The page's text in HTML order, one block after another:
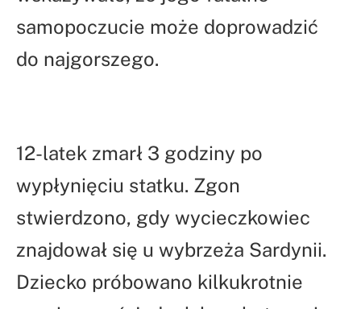
samopoczucie może doprowadzić
do najgorszego.
12-latek zmarł 3 godziny po
wypłynięciu statku. Zgon
stwierdzono, gdy wycieczkowiec
znajdował się u wybrzeża Sardynii.
Dziecko próbowano kilkukrotnie